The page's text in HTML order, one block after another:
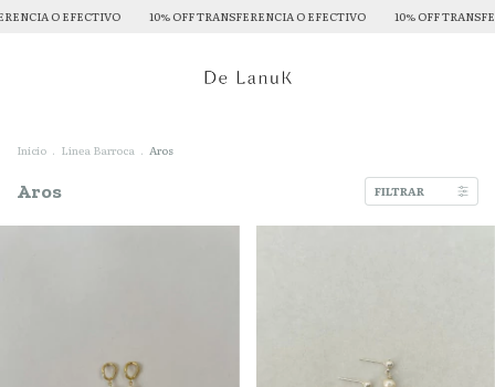
10% OFF TRANSFERENCIA O EFECTIVO 10% OFF TRANSFERENCIA O EFECTIVO
Inicio . Línea Barroca . Aros
Aros FILTRAR